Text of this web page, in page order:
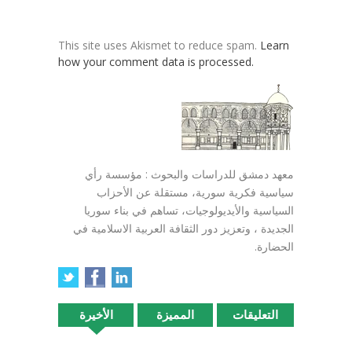
This site uses Akismet to reduce spam. Learn
how your comment data is processed.
معهد دمشق للدراسات والبحوث : مؤسسة رأي
سياسية فكرية سورية، مستقلة عن الأحزاب
السياسية والأيديولوجيات، تساهم في بناء سوريا
الجديدة ، وتعزيز دور الثقافة العربية الاسلامية في
الحضارة.
الأخيرة المميزة التعليقات